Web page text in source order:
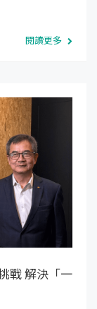
閱讀更多
戰 解決「一